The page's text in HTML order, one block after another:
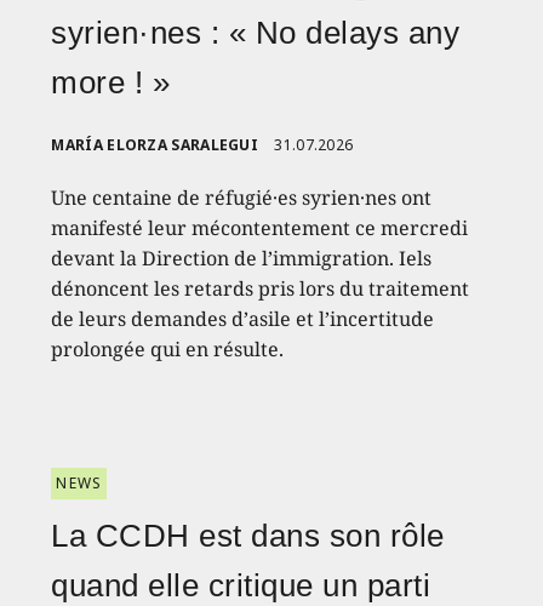
syrien·nes : « No delays any
more ! »
MARÍA ELORZA SARALEGUI 31.07.2026
Une centaine de réfugié·es syrien·nes ont
manifesté leur mécontentement ce mercredi
devant la Direction de l’immigration. Iels
dénoncent les retards pris lors du traitement
de leurs demandes d’asile et l’incertitude
prolongée qui en résulte.
NEWS
La CCDH est dans son rôle
quand elle critique un parti